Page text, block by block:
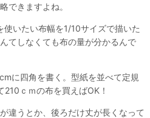
できますよね。
いたい布幅を1/10サイズで描いた
てしなくても布の量が分かるんで
に四角を書く。型紙を並べて定規
ｃｍの布を買えばOK！
違うとか、後ろだけ丈が長くなって